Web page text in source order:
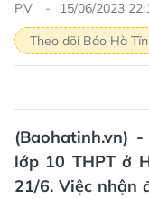
P.V
15/06/2023
Theo dõi Báo Hà
(Baohatinh.vn)
lớp 10 THPT ở
21/6. Việc nhận